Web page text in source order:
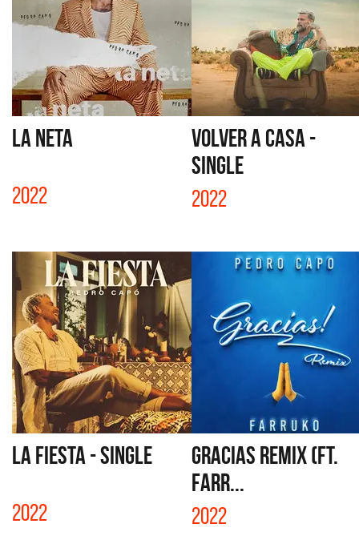
LA NETA
2022
VOLVER A CASA -
SINGLE
2022
LA FIESTA - SINGLE
2022
GRACIAS REMIX (FT.
FARR...
2022